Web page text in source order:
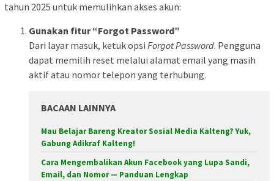
tahun 2025 untuk memulihkan akses akun:
Gunakan fitur “Forgot Password”
Dari layar masuk, ketuk opsi Forgot Password. Pengguna
dapat memilih reset melalui alamat email yang masih
aktif atau nomor telepon yang terhubung.
BACAAN LAINNYA
Mau Belajar Bareng Kreator Sosial Media Kalteng? Yuk,
Gabung Adikraf Kalteng!
Cara Mengembalikan Akun Facebook yang Lupa Sandi,
Email, dan Nomor — Panduan Lengkap